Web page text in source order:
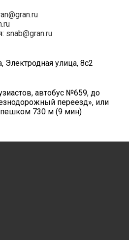
snab@gran.ru
Электродная улица, 8с2
автобус №659, до
переезд», или
пешком 730 м (9 мин)